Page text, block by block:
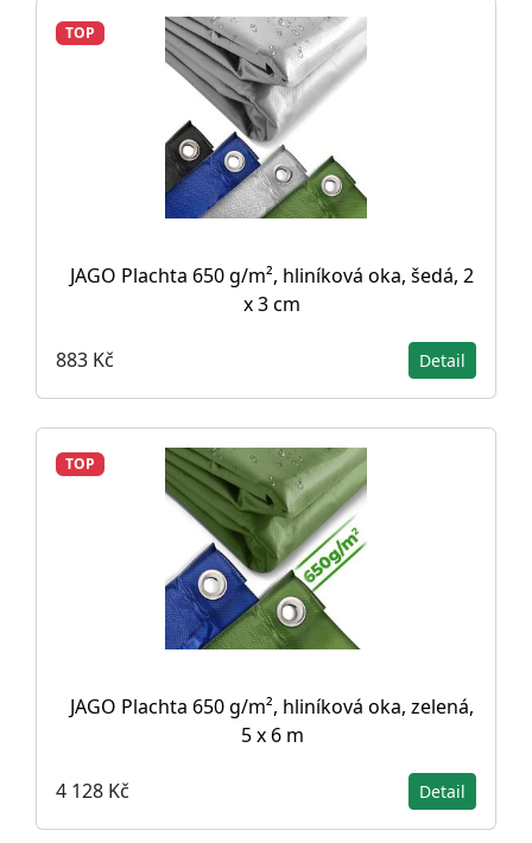
TOP
JAGO Plachta 650 g/m², hliníková oka, šedá, 2
x 3 cm
883 Kč Detail
TOP
JAGO Plachta 650 g/m², hliníková oka, zelená,
5 x 6 m
4 128 Kč Detail